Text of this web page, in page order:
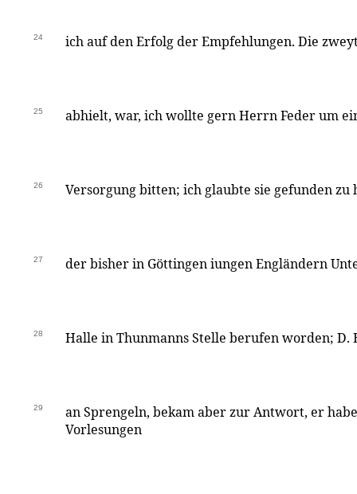
24 ich auf den Erfolg der Empfehlungen. Die
25 abhielt, war, ich wollte gern Herrn Feder um
26 Versorgung bitten; ich glaubte sie gefunden zu
27 der bisher in Göttingen iungen Engländern
28 Halle in Thunmanns Stelle berufen worden; D.
29
an Sprengeln, bekam aber zur Antwort, er
Vorlesungen